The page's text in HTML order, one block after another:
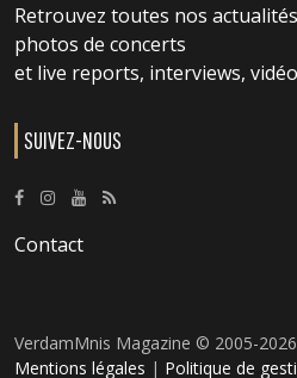
Retrouvez toutes nos
photos de concerts
et live reports, interviews,
SUIVEZ-NOUS
Contact
VerdamMnis Magazine © 2005-
Mentions légales | Politique de